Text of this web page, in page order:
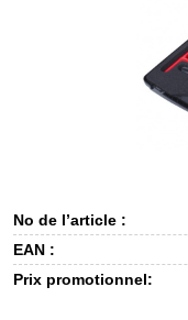
No de l’article :
EAN :
Prix promotionnel: